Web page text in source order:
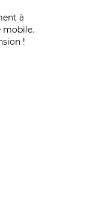
à
mobile.
!